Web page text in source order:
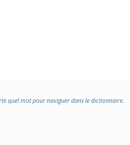
quel mot pour naviguer dans le dictionnaire.